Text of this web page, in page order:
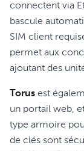
connectent via
bascule
SIM client
permet aux
ajoutant des
Torus est
un portail web,
type armoire
de clés sont